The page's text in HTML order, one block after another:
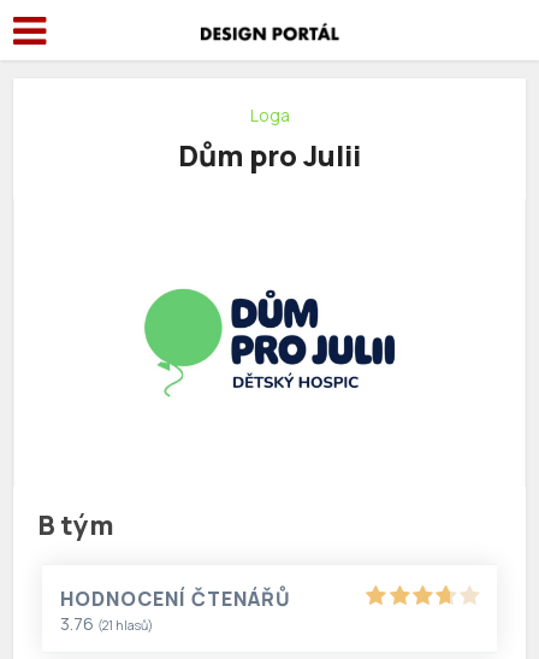
Loga
Dům pro Julii
B tým
HODNOCENÍ ČTENÁŘŮ
3.76 (21 hlasů)